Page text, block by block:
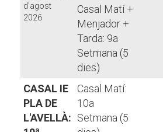
d'agost
2026
Casal Matí +
Menjador +
Tarda: 9a
Setmana (5
dies)
CASAL IE
PLA DE
L'AVELLÀ:
Casal Matí:
10a
Setmana (5